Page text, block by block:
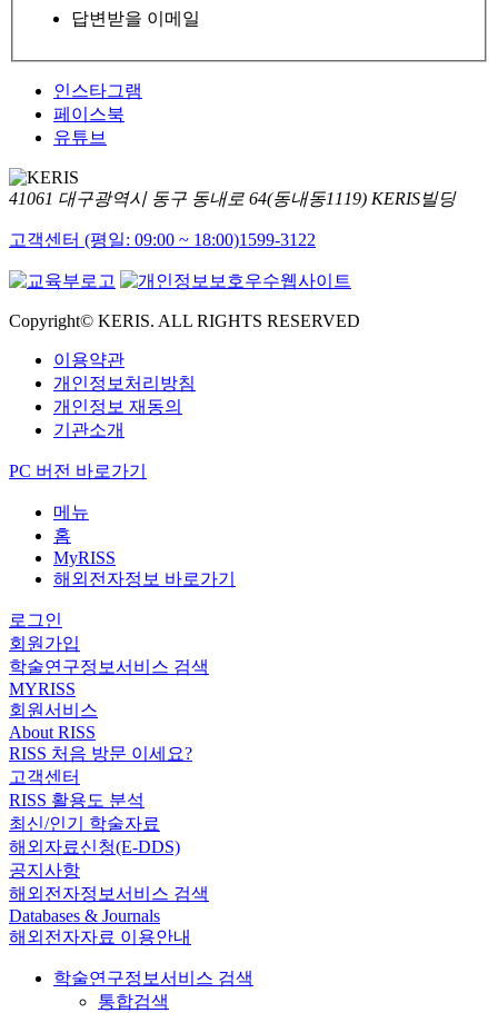
답변받을 이메일
인스타그램
페이스북
유튜브
41061 대구광역시 동구 동내로 64(동내동1119) KERIS빌딩
고객센터 (평일: 09:00 ~ 18:00)1599-3122
Copyright© KERIS. ALL RIGHTS RESERVED
이용약관
개인정보처리방침
개인정보 재동의
기관소개
PC 버전 바로가기
메뉴
홈
MyRISS
해외전자정보 바로가기
로그인
회원가입
학술연구정보서비스 검색
MYRISS
회원서비스
About RISS
RISS 처음 방문 이세요?
고객센터
RISS 활용도 분석
최신/인기 학술자료
해외자료신청(E-DDS)
공지사항
해외전자정보서비스 검색
Databases & Journals
해외전자자료 이용안내
학술연구정보서비스 검색
통합검색